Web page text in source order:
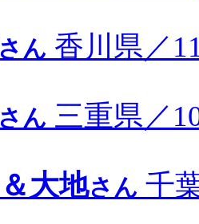
さん 香川県／
さん 三重県／
大地さん 千